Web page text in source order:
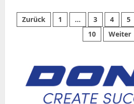
und
der
TTV
werden
Beiträge
Zurück 1 … 3 4 5
10
Weiter